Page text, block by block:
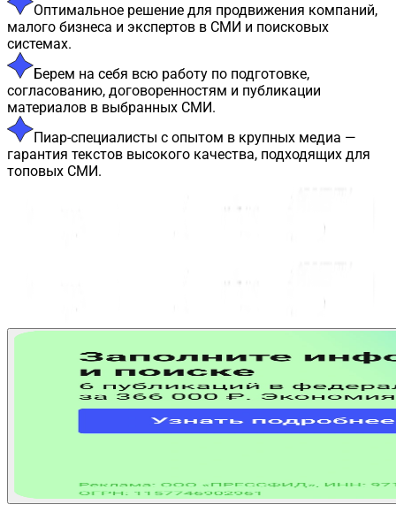
Оптимальное решение для продвижения компаний,
малого бизнеса и экспертов в СМИ и поисковых
системах.
Берем на себя всю работу по подготовке,
согласованию, договоренностям и публикации
материалов в выбранных СМИ.
Пиар-специалисты с опытом в крупных медиа —
гарантия текстов высокого качества, подходящих для
топовых СМИ.